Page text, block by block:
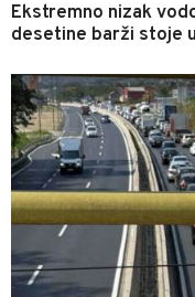
Ekstremno nizak
desetine barži stoje